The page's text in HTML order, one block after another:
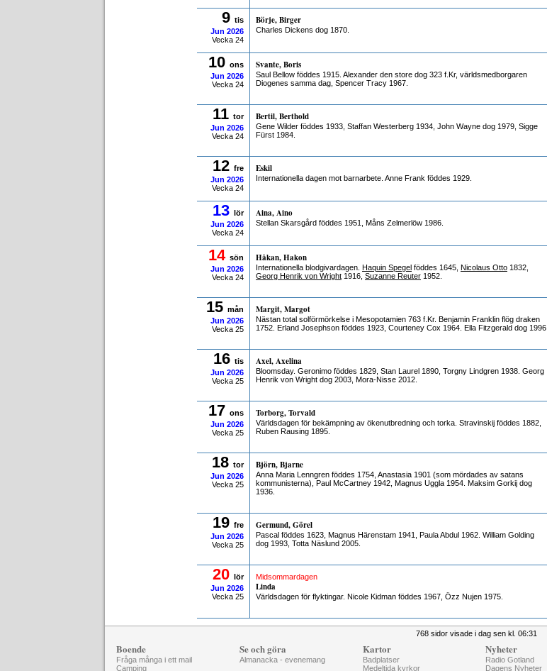
9 tis
Jun 2026
Vecka 24
Börje, Birger
Charles Dickens dog 1870.
10 ons
Jun 2026
Vecka 24
Svante, Boris
Saul Bellow föddes 1915. Alexander den store dog 323 f.Kr, världsmedborgaren
Diogenes samma dag, Spencer Tracy 1967.
11 tor
Jun 2026
Vecka 24
Bertil, Berthold
Gene Wilder föddes 1933, Staffan Westerberg 1934, John Wayne dog 1979, Sigge
Fürst 1984.
12 fre
Jun 2026
Vecka 24
Eskil
Internationella dagen mot barnarbete. Anne Frank föddes 1929.
13 lör
Jun 2026
Vecka 24
Aina, Aino
Stellan Skarsgård föddes 1951, Måns Zelmerlöw 1986.
14 sön
Jun 2026
Vecka 24
Håkan, Hakon
Internationella blodgivardagen. Haquin Spegel föddes 1645, Nicolaus Otto 1832,
Georg Henrik von Wright 1916, Suzanne Reuter 1952.
15 mån
Jun 2026
Vecka 25
Margit, Margot
Nästan total solförmörkelse i Mesopotamien 763 f.Kr. Benjamin Franklin flög draken
1752. Erland Josephson föddes 1923, Courteney Cox 1964. Ella Fitzgerald dog 1996.
16 tis
Jun 2026
Vecka 25
Axel, Axelina
Bloomsday. Geronimo föddes 1829, Stan Laurel 1890, Torgny Lindgren 1938. Georg
Henrik von Wright dog 2003, Mora-Nisse 2012.
17 ons
Jun 2026
Vecka 25
Torborg, Torvald
Världsdagen för bekämpning av ökenutbredning och torka. Stravinskij föddes 1882,
Ruben Rausing 1895.
18 tor
Jun 2026
Vecka 25
Björn, Bjarne
Anna Maria Lenngren föddes 1754, Anastasia 1901 (som mördades av satans
kommunisterna), Paul McCartney 1942, Magnus Uggla 1954. Maksim Gorkij dog
1936.
19 fre
Jun 2026
Vecka 25
Germund, Görel
Pascal föddes 1623, Magnus Härenstam 1941, Paula Abdul 1962. William Golding
dog 1993, Totta Näslund 2005.
20 lör
Jun 2026
Vecka 25
Midsommardagen
Linda
Världsdagen för flyktingar. Nicole Kidman föddes 1967, Özz Nujen 1975.
768 sidor visade i dag sen kl. 06:31
Boende
Fråga många i ett mail
Camping
Se och göra
Almanacka - evenemang
Kartor
Badplatser
Medeltida kyrkor
Nyheter
Radio Gotland
Dagens Nyheter